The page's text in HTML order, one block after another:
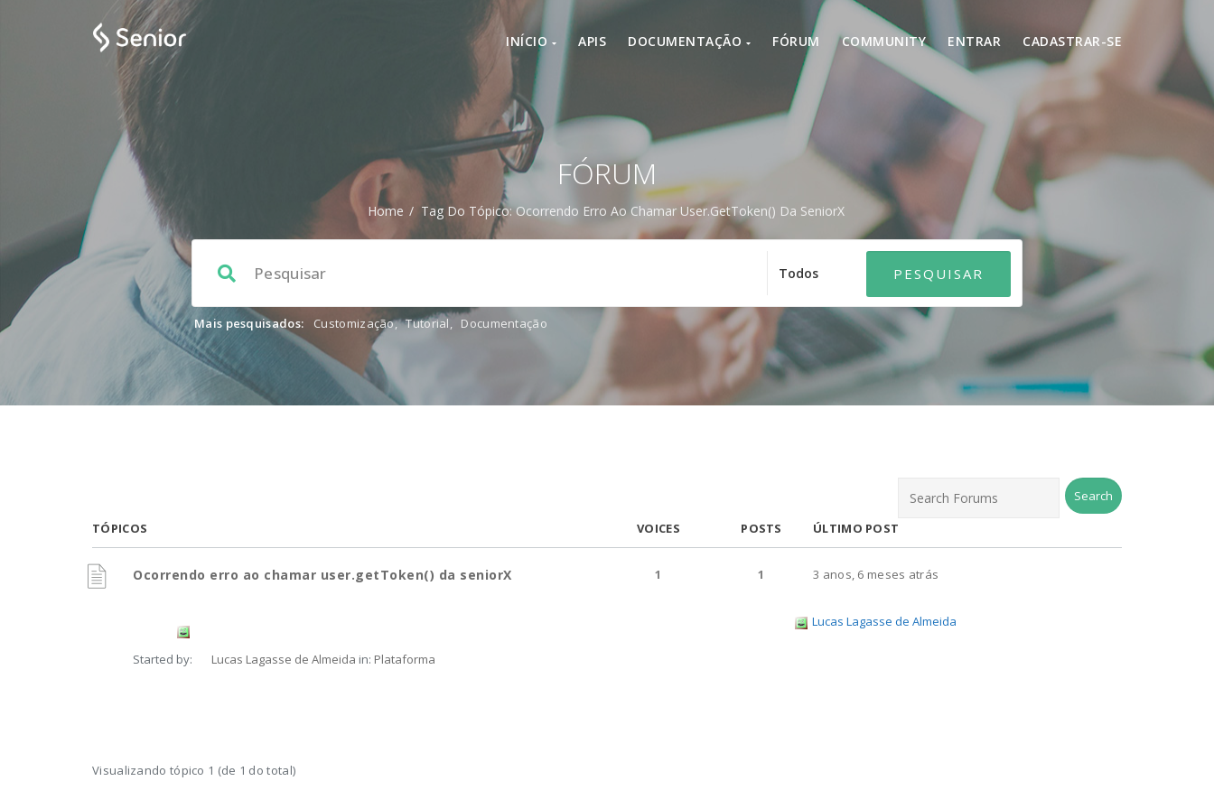
INÍCIO APIS DOCUMENTAÇÃO FÓRUM COMMUNITY ENTRAR CADASTRAR-SE
FÓRUM
Home / Tag Do Tópico: Ocorrendo Erro Ao Chamar User.getToken() Da SeniorX
Mais pesquisados: Customização, Tutorial, Documentação
TÓPICOS VOICES POSTS ÚLTIMO POST
Ocorrendo erro ao chamar user.getToken() da seniorX
Started by: Lucas Lagasse de Almeida in: Plataforma
1 1 3 anos, 6 meses atrás
Lucas Lagasse de Almeida
Visualizando tópico 1 (de 1 do total)